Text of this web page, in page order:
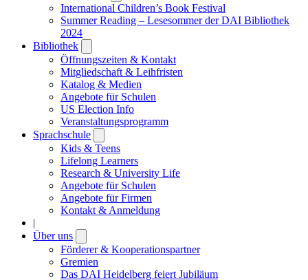
submenu
International Children’s Book Festival
Summer Reading – Lesesommer der DAI Bibliothek
2024
Bibliothek
submenu
Öffnungszeiten & Kontakt
Mitgliedschaft & Leihfristen
Katalog & Medien
Angebote für Schulen
US Election Info
Veranstaltungsprogramm
Sprachschule
submenu
Kids & Teens
Lifelong Learners
Research & University Life
Angebote für Schulen
Angebote für Firmen
Kontakt & Anmeldung
|
Über uns
submenu
Förderer & Kooperationspartner
Gremien
Das DAI Heidelberg feiert Jubiläum